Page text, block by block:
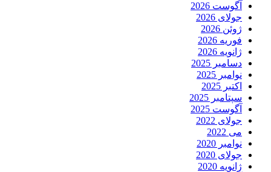
آگوست 2026
جولای 2026
ژوئن 2026
فوریه 2026
ژانویه 2026
دسامبر 2025
نوامبر 2025
اکتبر 2025
سپتامبر 2025
آگوست 2025
جولای 2022
می 2022
نوامبر 2020
جولای 2020
ژانویه 2020